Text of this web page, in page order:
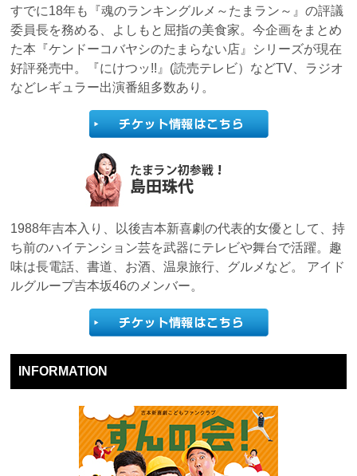
すでに18年も『魂のランキングルメ～たまラン～』の評議
委員長を務める、よしもと屈指の美食家。今企画をまとめ
た本『ケンドーコバヤシのたまらない店』シリーズが現在
好評発売中。『にけつッ!!』(読売テレビ）などTV、ラジオ
などレギュラー出演番組多数あり。
1988年吉本入り、以後吉本新喜劇の代表的女優として、持
ち前のハイテンション芸を武器にテレビや舞台で活躍。趣
味は長電話、書道、お酒、温泉旅行、グルメなど。 アイド
ルグループ吉本坂46のメンバー。
INFORMATION